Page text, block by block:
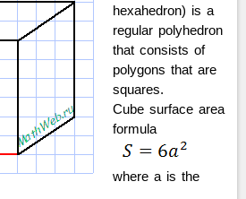
hexahedron) is a
regular polyhedron
that consists of
polygons that are
squares.
Cube surface area
formula
where a is the